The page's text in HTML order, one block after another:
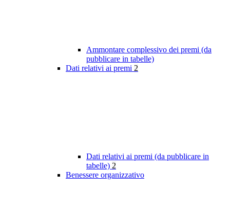
Ammontare complessivo dei premi (da
pubblicare in tabelle)
Dati relativi ai premi 2
Dati relativi ai premi (da pubblicare in
tabelle) 2
Benessere organizzativo